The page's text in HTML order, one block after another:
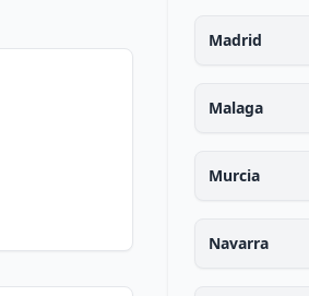
Madrid
Malaga
Murcia
Navarra